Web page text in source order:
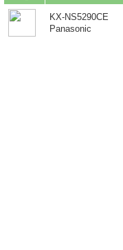
KX-NS5290CE
Panasonic